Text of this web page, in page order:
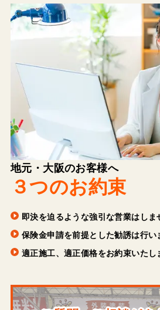
地元・大阪のお客様へ
３つのお約束
即決を迫るような強引な営業はしま
保険金申請を前提とした勧誘は行い
適正施工、適正価格をお約束いたし